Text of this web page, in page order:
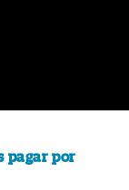
pagar por